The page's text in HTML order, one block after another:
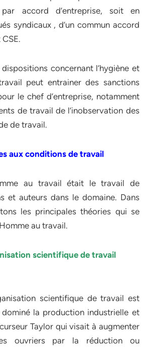
accord d’entreprise, soit en
syndicaux , d’un commun accord
concernant l’hygiène et
peut entrainer des sanctions
le chef d’entreprise, notamment
de travail de l’inobservation des
de travail.
aux conditions de travail
au travail était le travail de
et auteurs dans le domaine. Dans
les principales théories qui se
au travail.
scientifique de travail
scientifique de travail est
la production industrielle et
Taylor qui visait à augmenter
ouvriers par la réduction ou